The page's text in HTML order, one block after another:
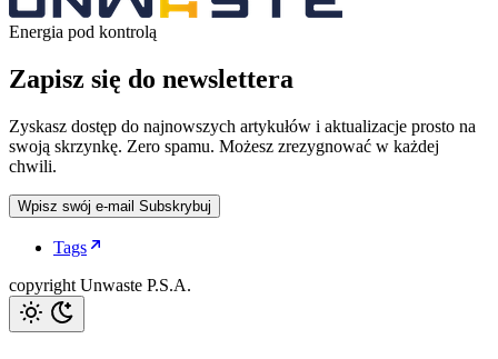
Energia pod kontrolą
Zapisz się do newslettera
Zyskasz dostęp do najnowszych artykułów i aktualizacje prosto na
swoją skrzynkę. Zero spamu. Możesz zrezygnować w każdej
chwili.
Wpisz swój e-mail Subskrybuj
Tags
copyright Unwaste P.S.A.